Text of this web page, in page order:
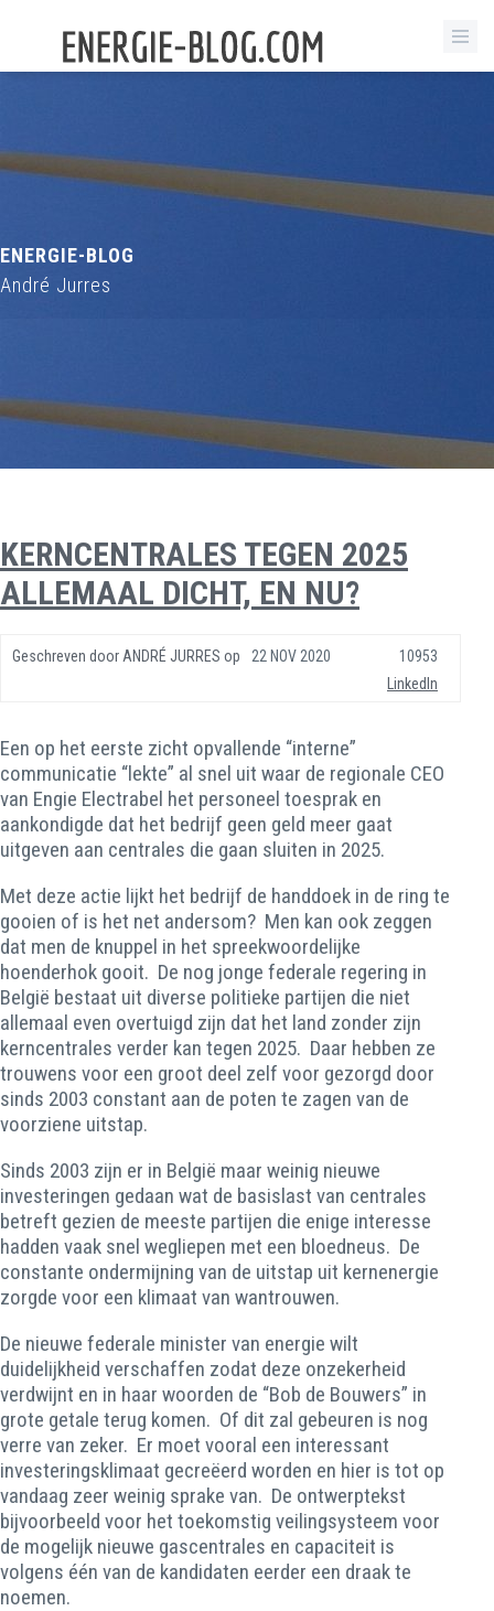
ENERGIE-BLOG
André Jurres
KERNCENTRALES TEGEN 2025
ALLEMAAL DICHT, EN NU?
Geschreven door ANDRÉ JURRES op 22 NOV 2020
10953
LinkedIn
Een op het eerste zicht opvallende “interne”
communicatie “lekte” al snel uit waar de regionale CEO
van Engie Electrabel het personeel toesprak en
aankondigde dat het bedrijf geen geld meer gaat
uitgeven aan centrales die gaan sluiten in 2025.
Met deze actie lijkt het bedrijf de handdoek in de ring te
gooien of is het net andersom? Men kan ook zeggen
dat men de knuppel in het spreekwoordelijke
hoenderhok gooit. De nog jonge federale regering in
België bestaat uit diverse politieke partijen die niet
allemaal even overtuigd zijn dat het land zonder zijn
kerncentrales verder kan tegen 2025. Daar hebben ze
trouwens voor een groot deel zelf voor gezorgd door
sinds 2003 constant aan de poten te zagen van de
voorziene uitstap.
Sinds 2003 zijn er in België maar weinig nieuwe
investeringen gedaan wat de basislast van centrales
betreft gezien de meeste partijen die enige interesse
hadden vaak snel wegliepen met een bloedneus. De
constante ondermijning van de uitstap uit kernenergie
zorgde voor een klimaat van wantrouwen.
De nieuwe federale minister van energie wilt
duidelijkheid verschaffen zodat deze onzekerheid
verdwijnt en in haar woorden de “Bob de Bouwers” in
grote getale terug komen. Of dit zal gebeuren is nog
verre van zeker. Er moet vooral een interessant
investeringsklimaat gecreëerd worden en hier is tot op
vandaag zeer weinig sprake van. De ontwerptekst
bijvoorbeeld voor het toekomstig veilingsysteem voor
de mogelijk nieuwe gascentrales en capaciteit is
volgens één van de kandidaten eerder een draak te
noemen.